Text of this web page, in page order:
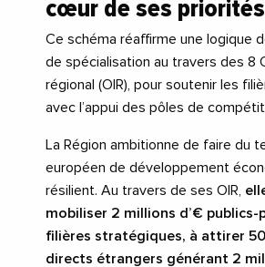
cœur de ses priorités
Ce schéma réaffirme une logique
de spécialisation au travers des 8
régional (OIR), pour soutenir les
avec l’appui des pôles de
La Région ambitionne de faire du
européen de développement
résilient. Au travers de ses OIR,
mobiliser 2 millions d’€ publics-
filières stratégiques, à attirer
directs étrangers générant 2